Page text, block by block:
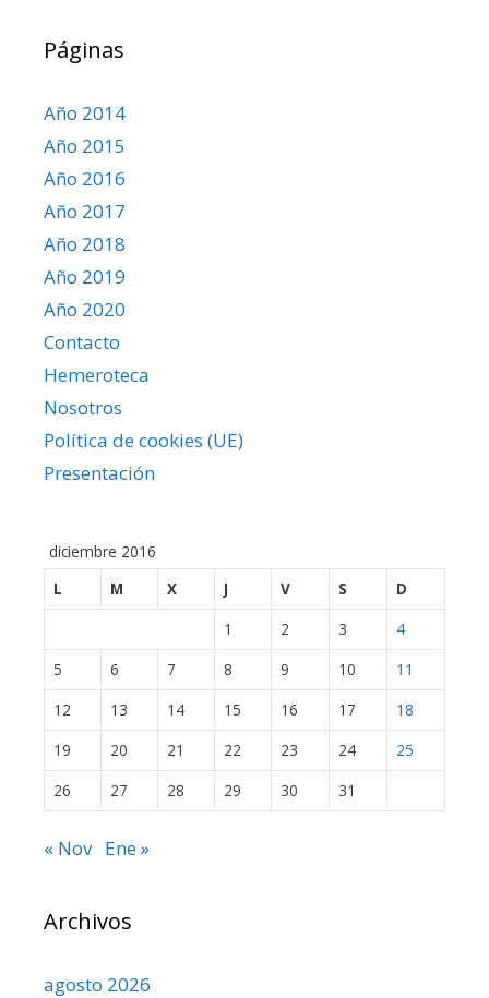
Páginas
Año 2014
Año 2015
Año 2016
Año 2017
Año 2018
Año 2019
Año 2020
Contacto
Hemeroteca
Nosotros
Política de cookies (UE)
Presentación
diciembre 2016
L
M X J V S
D
1
2 3
4
5
6 7 8 9 10
11
12
13 14 15 16 17
18
19
20 21 22 23 24
25
26
27 28 29 30 31
« Nov Ene »
Archivos
agosto 2026